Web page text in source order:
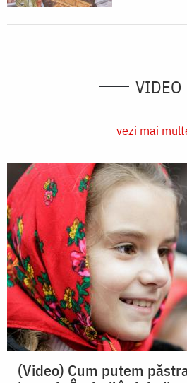
VIDEO
vezi mai
(Video) Cum putem